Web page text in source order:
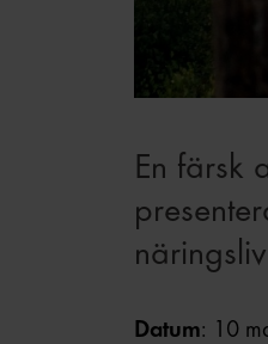
En färsk
Datum: 10